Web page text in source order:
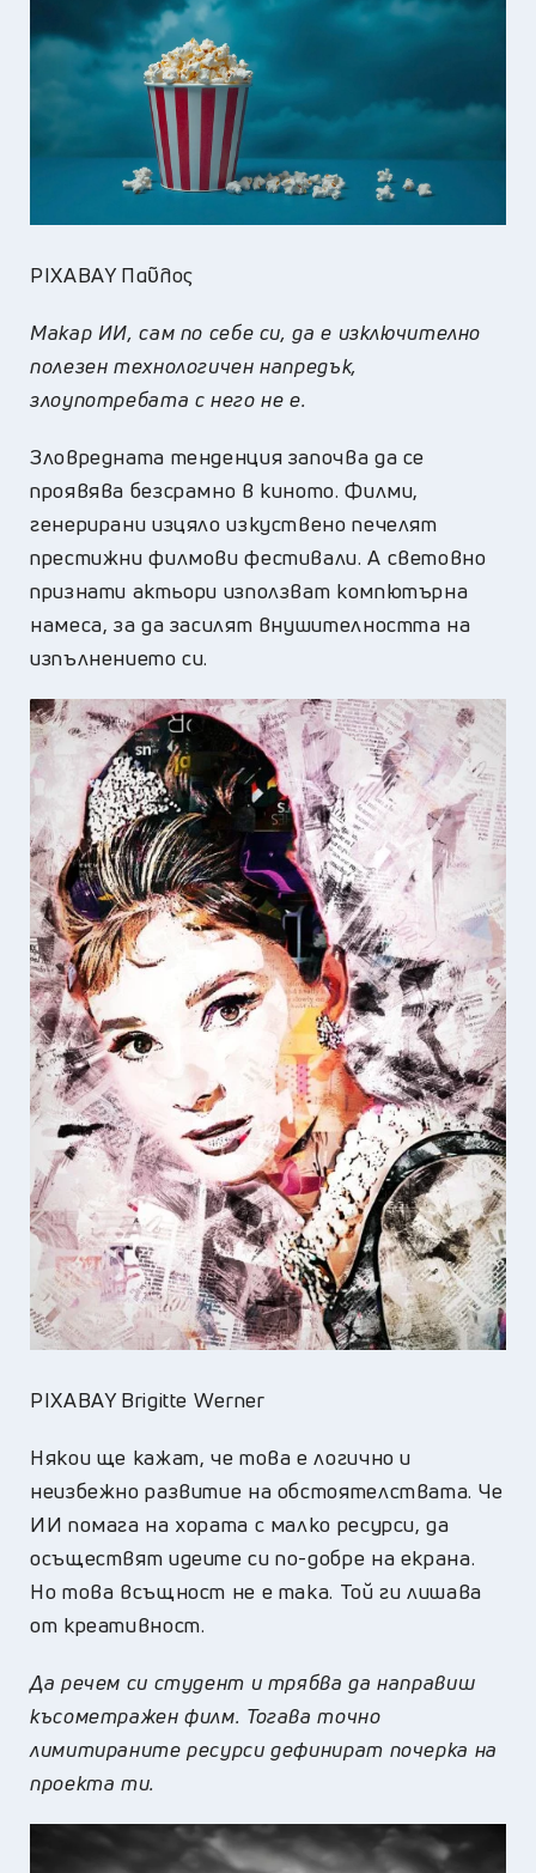
PIXABAY Παῦλος
Макар ИИ, сам по себе си, да е изключително
полезен технологичен напредък,
злоупотребата с него не е.
Зловредната тенденция започва да се
проявява безсрамно в киното. Филми,
генерирани изцяло изкуствено печелят
престижни филмови фестивали. А световно
признати актьори използват компютърна
намеса, за да засилят внушителността на
изпълнението си.
PIXABAY Brigitte Werner
Някои ще кажат, че това е логично и
неизбежно развитие на обстоятелствата. Че
ИИ помага на хората с малко ресурси, да
осъществят идеите си по-добре на екрана.
Но това всъщност не е така. Той ги лишава
от креативност.
Да речем си студент и трябва да направиш
късометражен филм. Тогава точно
лимитираните ресурси дефинират почерка на
проекта ти.